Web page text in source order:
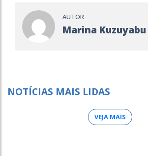
AUTOR
Marina Kuzuyabu
NOTÍCIAS MAIS LIDAS
VEJA MAIS